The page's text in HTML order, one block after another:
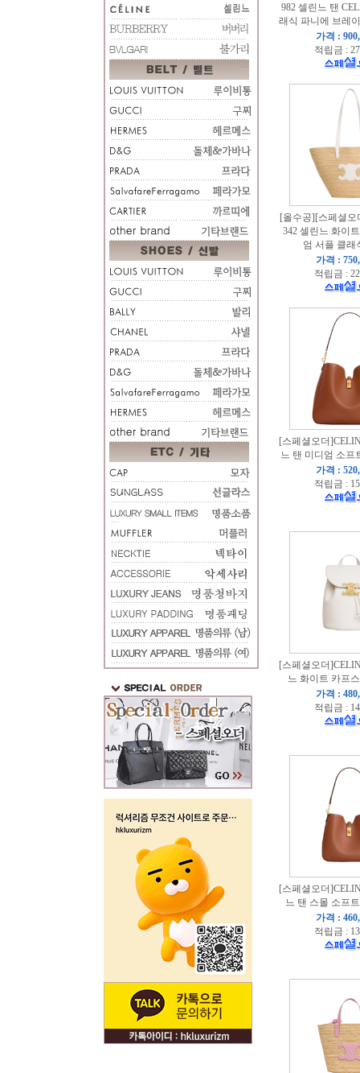
982 셀린느 탠
래식 파니에 브레
가격 :
적립금 :
[올수공][스페셜오
342 셀린느 화이
엄 서플 클래
가격 :
적립금 :
[스페셜오더
느 탠 미디엄 소프
가격 :
적립금 :
[스페셜오더
느 화이트 카프
가격 :
적립금 :
[스페셜오더
느 탠 스몰 소프
가격 :
적립금 :